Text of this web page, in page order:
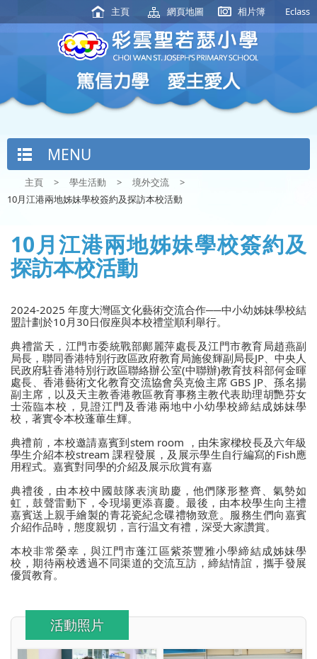
主頁 網頁地圖 相片簿 Eclass
MENU
主頁 > 學生活動 > 境外交流
>
10月江港兩地姊妹學校簽約及探訪本校活動
10月江港兩地姊妹學校簽約及
探訪本校活動
2024-2025 年度大灣區文化藝術交流合作──中小幼姊妹學校結
盟計劃於10月30日假座與本校禮堂順利舉行。
典禮當天，江門市委統戰部鄺麗萍處長及江門市教育局趙燕副
局長，聯同香港特別行政區政府教育局施俊輝副局長JP、中央人
民政府駐香港特別行政區聯絡辦公室(中聯辦)教育技科部何金暉
處長、香港藝術文化教育交流協會吳克儉主席 GBS JP、孫名揚
副主席，以及天主教香港教區教育事務主教代表助理胡艷芬女
士蒞臨本校，見證江門及香港兩地中小幼學校締結成姊妹學
校，著實令本校蓬蓽生輝。
典禮前，本校邀請嘉賓到stem room ，由朱家樑校長及六年級
學生介紹本校stream課程發展，及展示學生自行編寫的Fish應
用程式。嘉賓對同學的介紹及展示欣賞有嘉
典禮後，由本校中國鼓隊表演助慶，他們隊形整齊、氣勢如
虹，鼓聲雷動下，令現場更添喜慶。最後，由本校學生向主禮
嘉賓送上親手繪製的青花瓷紀念碟禮物致意。服務生們向嘉賓
介紹作品時，態度親切，言行温文有禮，深受大家讚賞。
本校非常榮幸，與江門市蓬江區紫茶豐雅小學締結成姊妹學
校，期待兩校透過不同渠道的交流互訪，締結情誼，攜手發展
優質教育。
活動照片